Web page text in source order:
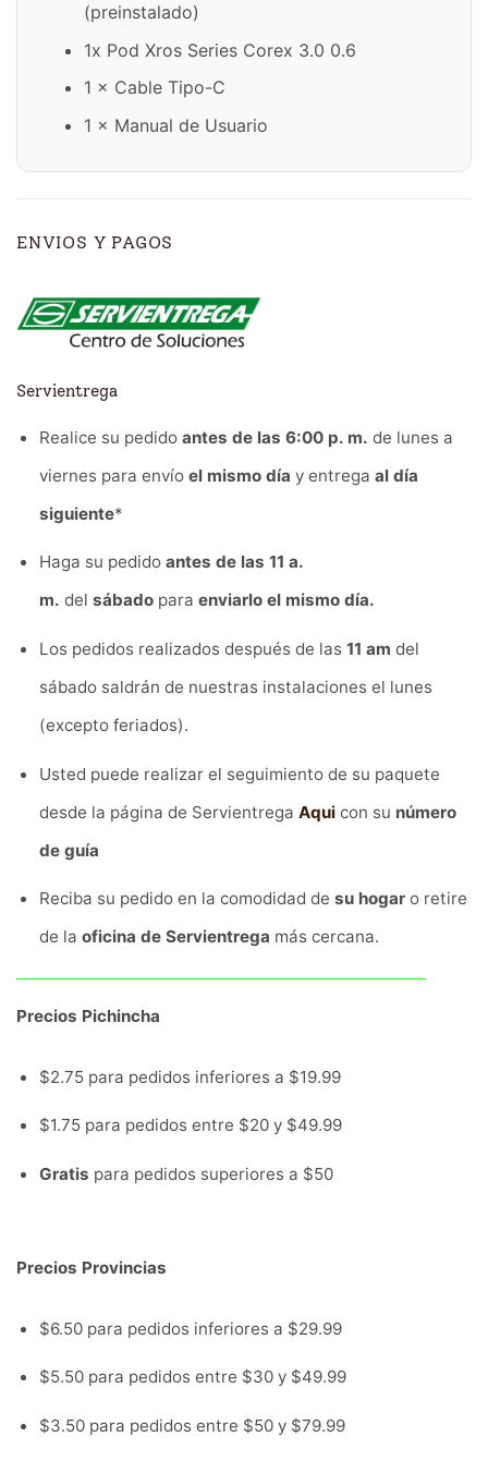
(preinstalado)
1x Pod Xros Series Corex 3.0 0.6
1 × Cable Tipo-C
1 × Manual de Usuario
ENVIOS Y PAGOS
Servientrega
Realice su pedido antes de las 6:00 p. m. de lunes a
viernes para envío el mismo día y entrega al día
siguiente*
Haga su pedido antes de las 11 a.
m. del sábadopara enviarlo el mismo día.
Los pedidos realizados después de las 11 am del
sábado saldrán de nuestras instalaciones el lunes
(excepto feriados).
Usted puede realizar el seguimiento de su paquete
desde la página de Servientrega Aquicon su número
de guía
Reciba su pedido en la comodidad de su hogaro retire
de la oficina de Servientrega más cercana.
Precios Pichincha
$2.75 para pedidos inferiores a $19.99
$1.75 para pedidos entre $20 y $49.99
Gratis para pedidos superiores a $50
Precios Provincias
$6.50 para pedidos inferiores a $29.99
$5.50 para pedidos entre $30 y $49.99
$3.50 para pedidos entre $50 y $79.99